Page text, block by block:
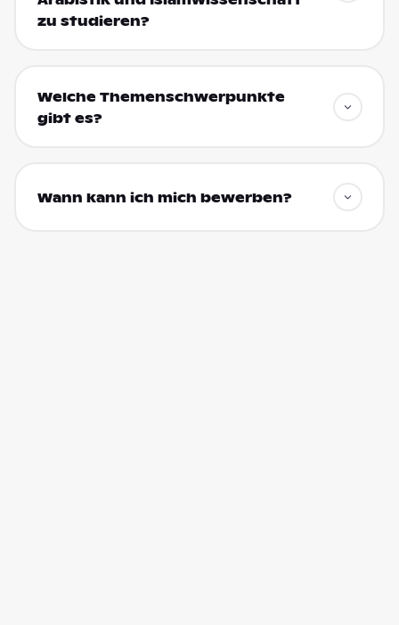
zu studieren?
Welche Themenschwerpunkte
gibt es?
Wann kann ich mich bewerben?